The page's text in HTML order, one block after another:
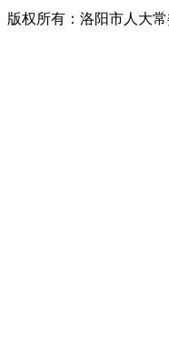
版权所有：洛阳市人大常